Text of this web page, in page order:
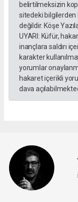
belirtilmeksizin
sitedeki bilgilerden
değildir. Köşe
UYARI: Küfür,
inançlara saldırı
karakter
yorumlar
hakaret içerikli
dava